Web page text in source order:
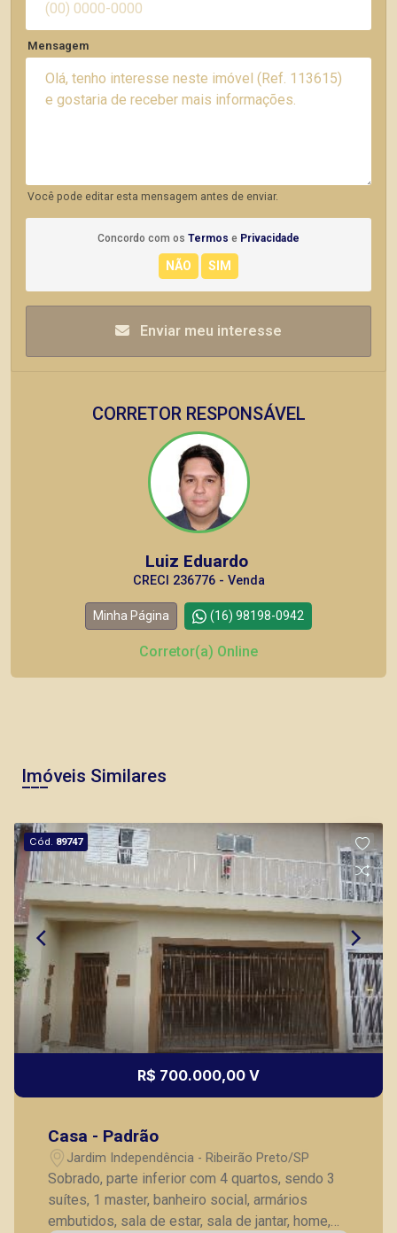
Mensagem
Você pode editar esta mensagem antes de enviar.
Concordo com os Termos e Privacidade
Enviar meu interesse
CORRETOR RESPONSÁVEL
Luiz Eduardo
CRECI 236776 - Venda
Minha Página (16) 98198-0942
Corretor(a) Online
Imóveis Similares
Cód. 89747
R$ 700.000,00 V
Casa - Padrão
Jardim Independência - Ribeirão Preto/SP
Sobrado, parte inferior com 4 quartos, sendo 3
suítes, 1 master, banheiro social, armários
embutidos, sala de estar, sala de jantar, home,